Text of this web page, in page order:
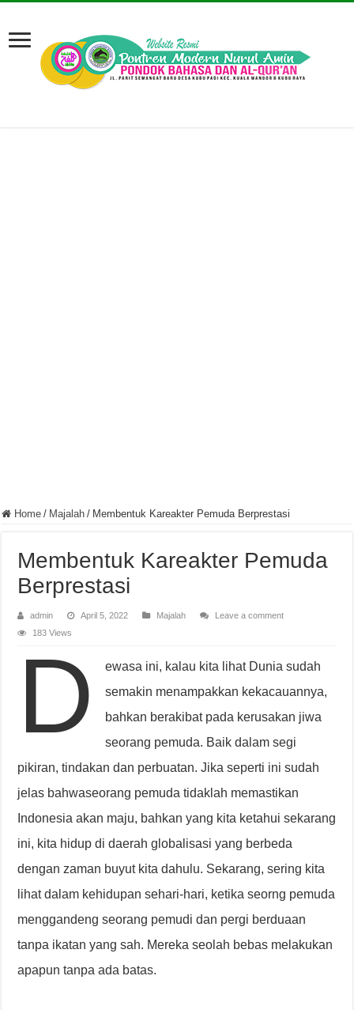
Home / Majalah / Membentuk Kareakter Pemuda Berprestasi
Membentuk Kareakter Pemuda
Berprestasi
admin April 5, 2022 Majalah
Leave a comment
183 Views
D
ewasa ini, kalau kita lihat Dunia sudah
semakin menampakkan kekacauannya,
bahkan berakibat pada kerusakan jiwa
seorang pemuda. Baik dalam segi
pikiran, tindakan dan perbuatan. Jika seperti ini sudah
jelas bahwaseorang pemuda tidaklah memastikan
Indonesia akan maju, bahkan yang kita ketahui sekarang
ini, kita hidup di daerah globalisasi yang berbeda
dengan zaman buyut kita dahulu. Sekarang, sering kita
lihat dalam kehidupan sehari-hari, ketika seorng pemuda
menggandeng seorang pemudi dan pergi berduaan
tanpa ikatan yang sah. Mereka seolah bebas melakukan
apapun tanpa ada batas.